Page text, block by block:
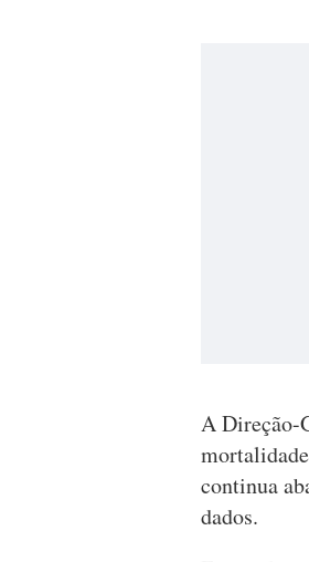
A Direção-
continua
dados.